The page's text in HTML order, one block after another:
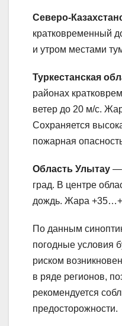
Северо-
кратковременный
и утром местами
Туркестанская
районах
ветер до 20 м/с.
Сохраняется
пожарная
Область Улытау —
град. В центре
дождь. Жара
По данным
погодные условия
риском
в ряде регионов,
рекомендуется
предосторожности.